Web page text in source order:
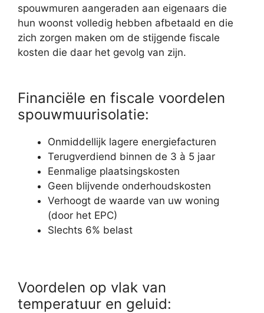
spouwmuren aangeraden aan eigenaars die
hun woonst volledig hebben afbetaald en die
zich zorgen maken om de stijgende fiscale
kosten die daar het gevolg van zijn.
Financiële en fiscale voordelen
spouwmuurisolatie:
Onmiddellijk lagere energiefacturen
Terugverdiend binnen de 3 à 5 jaar
Eenmalige plaatsingskosten
Geen blijvende onderhoudskosten
Verhoogt de waarde van uw woning
(door het EPC)
Slechts 6% belast
Voordelen op vlak van
temperatuur en geluid: